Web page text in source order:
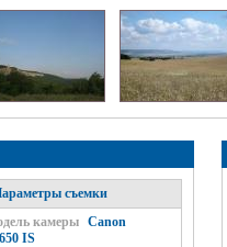
съемки
камеры
Canon
IS